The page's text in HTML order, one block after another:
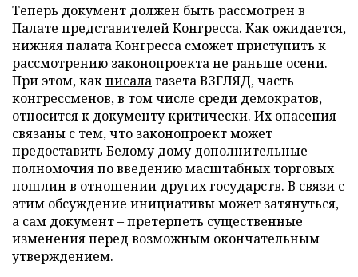
Теперь документ должен быть рассмотрен в
Палате представителей Конгресса. Как ожидается,
нижняя палата Конгресса сможет приступить к
рассмотрению законопроекта не раньше осени.
При этом, какписалагазета ВЗГЛЯД, часть
конгрессменов, в том числе среди демократов,
относится к документу критически. Их опасения
связаны с тем, что законопроект может
предоставить Белому дому дополнительные
полномочия по введению масштабных торговых
пошлин в отношении других государств. В связи с
этим обсуждение инициативы может затянуться,
а сам документ – претерпеть существенные
изменения перед возможным окончательным
утверждением.